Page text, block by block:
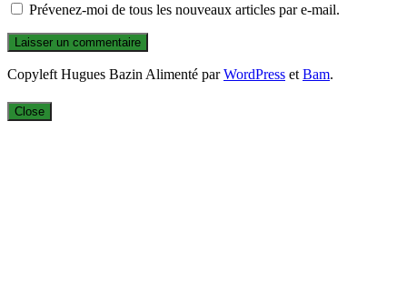
Prévenez-moi de tous les nouveaux articles par e-mail.
Copyleft Hugues Bazin Alimenté parWordPress et Bam.
Close